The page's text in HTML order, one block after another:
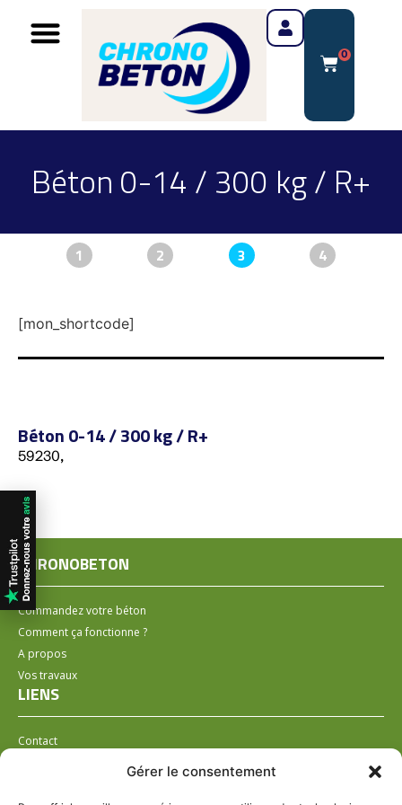
Gérer le consentement
0
Béton 0-14 / 300 kg / R+
1 2 3 4
[mon_shortcode]
Béton 0-14 / 300 kg / R+
59230,
CHRONOBETON
Commandez votre béton
Comment ça fonctionne ?
A propos
Vos travaux
LIENS
Contact